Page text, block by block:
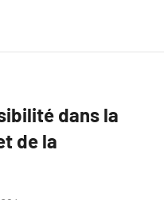
dans la
de la